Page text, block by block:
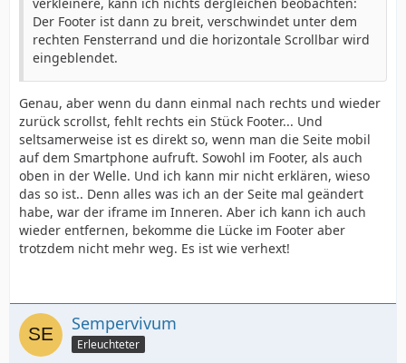
Der Footer ist dann zu breit, verschwindet unter dem
rechten Fensterrand und die horizontale Scrollbar wird
eingeblendet.
Genau, aber wenn du dann einmal nach rechts und wieder
zurück scrollst, fehlt rechts ein Stück Footer... Und
seltsamerweise ist es direkt so, wenn man die Seite mobil
auf dem Smartphone aufruft. Sowohl im Footer, als auch
oben in der Welle. Und ich kann mir nicht erklären, wieso
das so ist.. Denn alles was ich an der Seite mal geändert
habe, war der iframe im Inneren. Aber ich kann ich auch
wieder entfernen, bekomme die Lücke im Footer aber
trotzdem nicht mehr weg. Es ist wie verhext!
Sempervivum
Erleuchteter